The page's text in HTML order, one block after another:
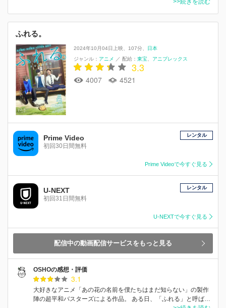
ふれる。
2024年10月04日上映 107分
日本
ジャンル： アニメ ／ 配給： 東宝 アニプレックス
3.3
4007 4521
Prime Video
初回30日間無料
レンタル
Prime Videoで今すぐ見る
U-NEXT
初回31日間無料
レンタル
U-NEXTで今すぐ見る
配信中の動画配信サービスをもっと見る
OSHOの感想・評価
3.1
大好きなアニメ「あの花の名前を僕たちはまだ知らない」の製作
陣の超平和バスターズによる作品。 ある日、「ふれる」と呼ば…